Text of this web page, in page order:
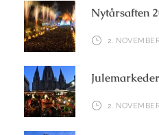
Nytårsaften
2.
2.